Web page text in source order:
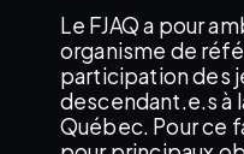
Le FJAQ a pour
organisme de
participation des
descendant.e.s à
Québec. Pour ce